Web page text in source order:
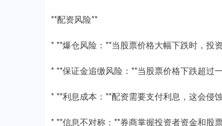
**配资风险**
* **爆仓风险：**当股票价格大幅下跌时，投
* **保证金追缴风险：**当股票价格下跌超过
* **利息成本：**配资需要支付利息，这会侵蚀
* **信息不对称：**券商掌握投资者资金和股